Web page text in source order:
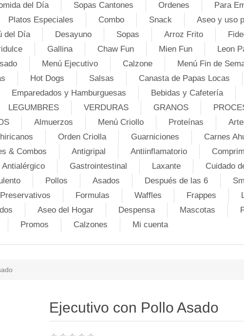
del Día Sopas Cantones Ordenes
Para
Platos Especiales Combo Snack
Aseo y uso
del Día Desayuno Sopas Arroz Frito
Gallina Chaw Fun Mien Fun
Leon
Menú Ejecutivo Calzone
Menú Fin de
Hot Dogs Salsas Canasta de Papas Locas
Emparedados y Hamburguesas Bebidas y Cafetería
LEGUMBRES VERDURAS GRANOS
Almuerzos Menú Criollo Proteínas
Orden Criolla Guarniciones
Carnes
& Combos Antigripal Antiinflamatorio
Antialérgico Gastrointestinal Laxante
Cuidado
Pollos Asados Después de las 6
Preservativos Formulas Waffles Frappes
Aseo del Hogar Despensa Mascotas
Promos Calzones Mi cuenta
Ejecutivo con Pollo Asado